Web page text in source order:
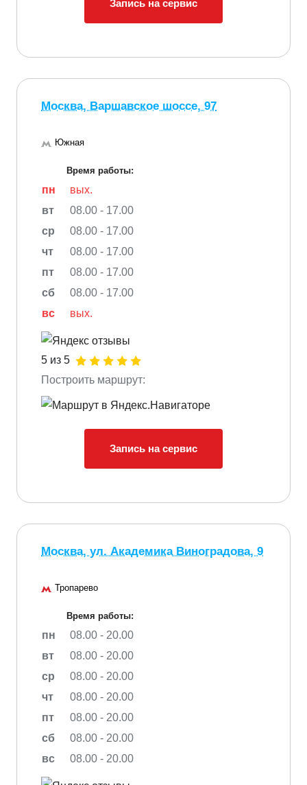
Запись на сервис
Москва, Варшавское шоссе, 97
Южная
Время работы:
пн
вых.
вт
08.00 - 17.00
ср
08.00 - 17.00
чт
08.00 - 17.00
пт
08.00 - 17.00
сб
08.00 - 17.00
вс
вых.
5 из 5
Построить маршрут:
Запись на сервис
Москва, ул. Академика Виноградова, 9
Тропарево
Время работы:
пн
08.00 - 20.00
вт
08.00 - 20.00
ср
08.00 - 20.00
чт
08.00 - 20.00
пт
08.00 - 20.00
сб
08.00 - 20.00
вс
08.00 - 20.00